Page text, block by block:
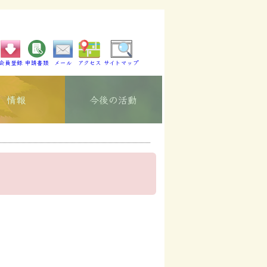
員登録 申請書類 メール アクセス サイトマップ
情報 今後の活動